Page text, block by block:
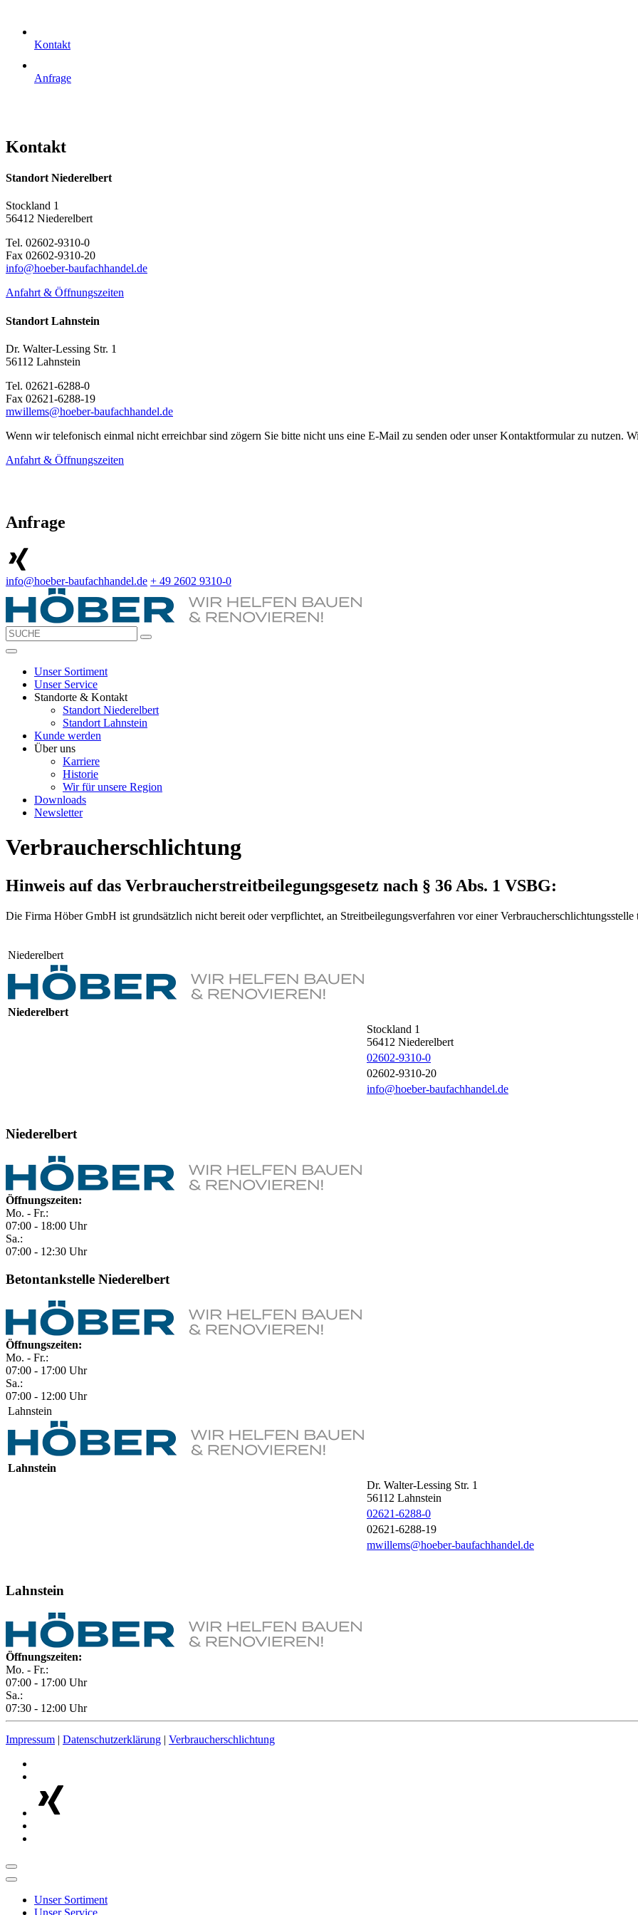
Kontakt
Anfrage
Kontakt
Standort Niederelbert
Stockland 1
56412 Niederelbert
Tel. 02602-9310-0
Fax 02602-9310-20
info@hoeber-baufachhandel.de
Anfahrt & Öffnungszeiten
Standort Lahnstein
Dr. Walter-Lessing Str. 1
56112 Lahnstein
Tel. 02621-6288-0
Fax 02621-6288-19
mwillems@hoeber-baufachhandel.de
Wenn wir telefonisch einmal nicht erreichbar sind zögern Sie bitte nicht uns eine E-Mail zu senden oder unser Kontaktformular zu nutzen.
Anfahrt & Öffnungszeiten
Anfrage
info@hoeber-baufachhandel.de + 49 2602 9310-0
Unser Sortiment
Unser Service
Standorte & Kontakt
Standort Niederelbert
Standort Lahnstein
Kunde werden
Über uns
Karriere
Historie
Wir für unsere Region
Downloads
Newsletter
Verbraucherschlichtung
Hinweis auf das Verbraucherstreitbeilegungsgesetz nach § 36 Abs. 1 VSBG:
Die Firma Höber GmbH ist grundsätzlich nicht bereit oder verpflichtet, an Streitbeilegungsverfahren vor einer Verbraucherschlichtungsstelle
Niederelbert
Niederelbert
Stockland 1
56412 Niederelbert
02602-9310-0
02602-9310-20
info@hoeber-baufachhandel.de
Niederelbert
Öffnungszeiten:
Mo. - Fr.:
07:00 - 18:00 Uhr
Sa.:
07:00 - 12:30 Uhr
Betontankstelle Niederelbert
Öffnungszeiten:
Mo. - Fr.:
07:00 - 17:00 Uhr
Sa.:
07:00 - 12:00 Uhr
Lahnstein
Lahnstein
Dr. Walter-Lessing Str. 1
56112 Lahnstein
02621-6288-0
02621-6288-19
mwillems@hoeber-baufachhandel.de
Lahnstein
Öffnungszeiten:
Mo. - Fr.:
07:00 - 17:00 Uhr
Sa.:
07:30 - 12:00 Uhr
Impressum | Datenschutzerklärung | Verbraucherschlichtung
Unser Sortiment
Unser Service